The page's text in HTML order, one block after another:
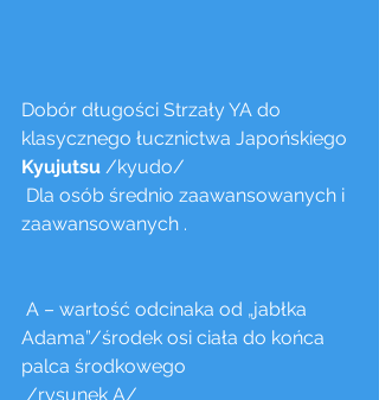
Dobór długości Strzały YA do
klasycznego łucznictwa Japońskiego
Kyujutsu /kyudo/
zaawansowanych .
Adama”/środek osi ciała do końca
palca środkowego
/rysunek A/